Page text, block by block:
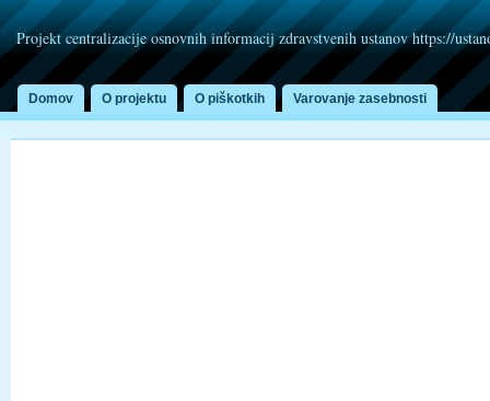
Projekt centralizacije osnovnih informacij zdravstvenih ustanov https://
Domov O projektu O piškotkih Varovanje zasebnosti